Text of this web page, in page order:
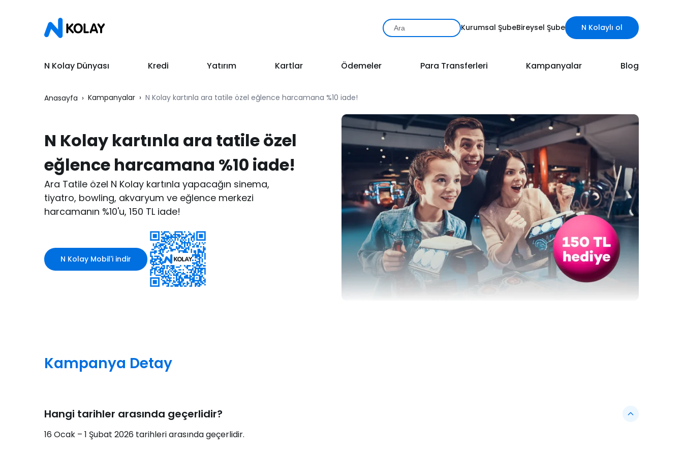
Kurumsal ŞubeBireysel Şube N Kolaylı ol
N Kolay Dünyası Kredi Yatırım Kartlar Ödemeler Para Transferleri Kampanyalar Blog
Anasayfa Kampanyalar N Kolay kartınla ara tatile özel eğlence harcamana %10 iade!
N Kolay kartınla ara tatile özel
eğlence harcamana %10 iade!
Ara Tatile özel N Kolay kartınla yapacağın sinema,
tiyatro, bowling, akvaryum ve eğlence merkezi
harcamanın %10'u, 150 TL iade!
N Kolay Mobil'i indir
Kampanya Detay
Hangi tarihler arasında geçerlidir?
16 Ocak – 1 Şubat 2026 tarihleri arasında geçerlidir.